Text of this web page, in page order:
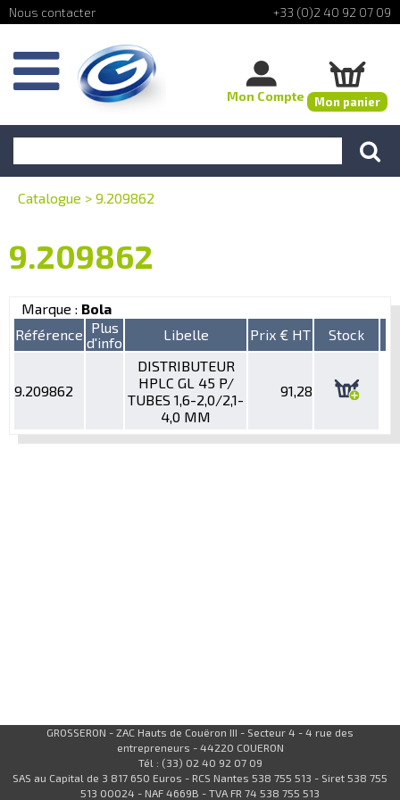
+33 (0)2 40 92 07 09
Mon Compte Mon panier
Catalogue > 9.209862
9.209862
Marque : Bola
Référence Plus
d'info
Libelle Prix € HT Stock
9.209862
DISTRIBUTEUR
HPLC GL 45 P/
TUBES 1,6-2,0/2,1-
4,0 MM
91,28
GROSSERON - ZAC Hauts de Couëron III - Secteur 4 - 4 rue des
entrepreneurs - 44220 COUERON
Tél : (33) 02 40 92 07 09
SAS au Capital de 3 817 650 Euros - RCS Nantes 538 755 513 - Siret 538 755
513 00024 - NAF 4669B - TVA FR 74 538 755 513